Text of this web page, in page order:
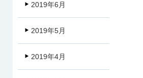
2019年6月
2019年5月
2019年4月